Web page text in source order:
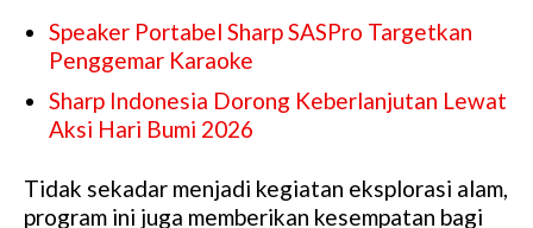
Speaker Portabel Sharp SASPro Targetkan
Penggemar Karaoke
Sharp Indonesia Dorong Keberlanjutan Lewat
Aksi Hari Bumi 2026
Tidak sekadar menjadi kegiatan eksplorasi alam,
program ini juga memberikan kesempatan bagi